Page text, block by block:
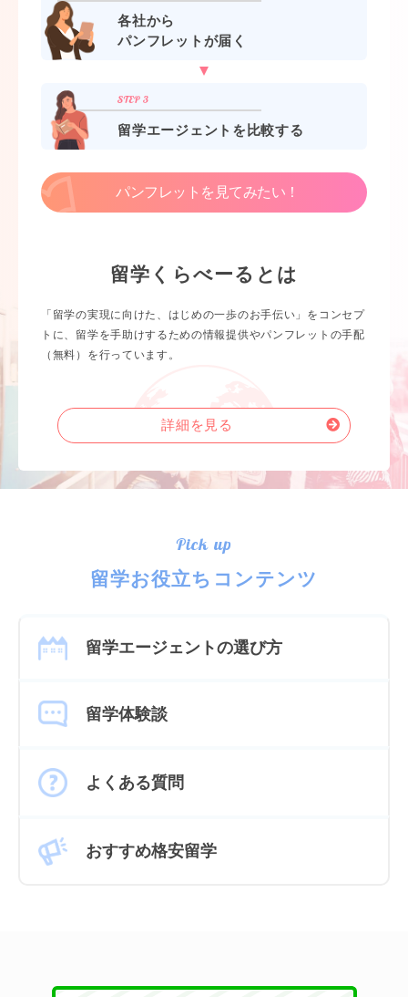
各社から
パンフレットが届く
留学エージェントを比較する
パンフレットを見てみたい！
留学くらべーるとは
「留学の実現に向けた、はじめの一歩のお手伝い」をコンセプ
トに、留学を手助けするための情報提供やパンフレットの手配
（無料）を行っています。
詳細を見る
Pick up
留学お役立ちコンテンツ
留学エージェントの選び方
留学体験談
よくある質問
おすすめ格安留学